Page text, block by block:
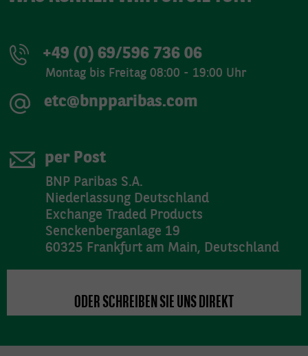
+49 (0) 69/596 736 06
Montag bis Freitag 08:00 - 19:00 Uhr
etc@bnpparibas.com
per Post
BNP Paribas S.A.
Niederlassung Deutschland
Exchange Traded Products
Senckenberganlage 19
60325 Frankfurt am Main, Deutschland
ODER SCHREIBEN SIE UNS DIREKT